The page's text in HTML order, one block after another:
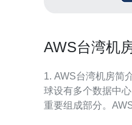
AWS台湾机
1. AWS台湾机房简介 AWS（亚马逊网络服务）在
球设有多个数据中
重要组成部分。